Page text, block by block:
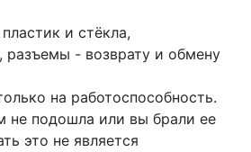
и стёкла,
разъемы - возврату и обмену
на работоспособность.
не подошла или вы брали ее
это не является